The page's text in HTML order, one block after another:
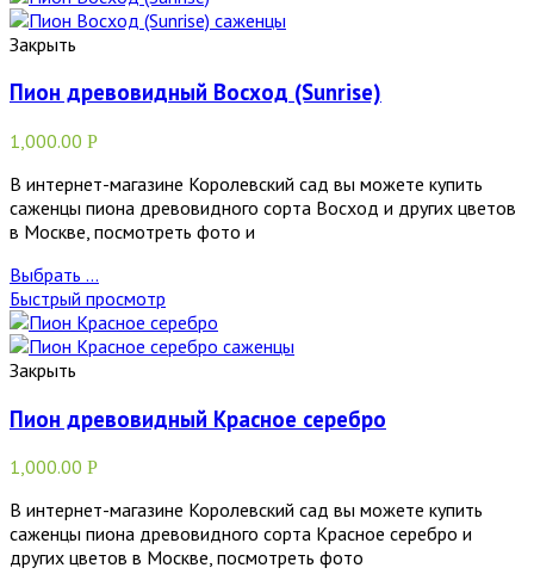
Закрыть
Пион древовидный Восход (Sunrise)
1,000.00 Р
В интернет-магазине Королевский сад вы можете купить
саженцы пиона древовидного сорта Восход и других цветов
в Москве, посмотреть фото и
Выбрать ...
Быстрый просмотр
Закрыть
Пион древовидный Красное серебро
1,000.00 Р
В интернет-магазине Королевский сад вы можете купить
саженцы пиона древовидного сорта Красное серебро и
других цветов в Москве, посмотреть фото